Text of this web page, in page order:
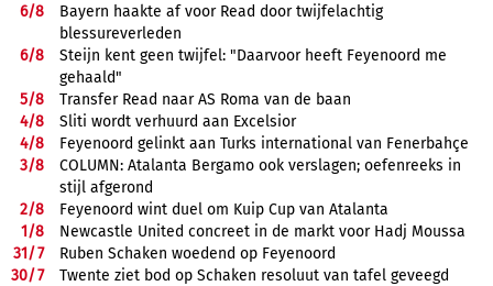
6/8
Bayern haakte af voor Read door twijfelachtig
blessureverleden
6/8
Steijn kent geen twijfel: "Daarvoor heeft Feyenoord me
gehaald"
5/8
Transfer Read naar AS Roma van de baan
4/8
Sliti wordt verhuurd aan Excelsior
4/8
Feyenoord gelinkt aan Turks international van Fenerbahçe
3/8
COLUMN: Atalanta Bergamo ook verslagen; oefenreeks in
stijl afgerond
2/8
Feyenoord wint duel om Kuip Cup van Atalanta
1/8
Newcastle United concreet in de markt voor Hadj Moussa
31/7
Ruben Schaken woedend op Feyenoord
30/7
Twente ziet bod op Schaken resoluut van tafel geveegd